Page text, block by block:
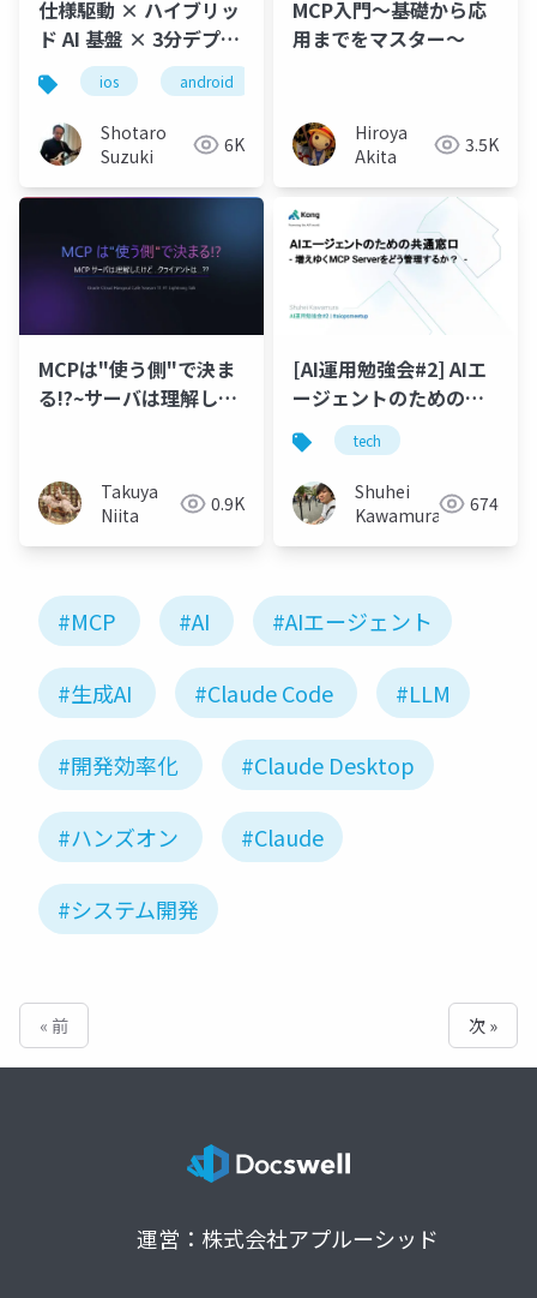
仕様駆動 × ハイブリッ
ド AI 基盤 × 3分デプロ
イで実装するモバイル
アプリ + AI Agent
ios android
Shotaro
Suzuki
6K
MCP入門～基礎から応
用までをマスター～
Hiroya
Akita
3.5K
MCPは"使う側"で決ま
る!?~サーバは理解した
Takuya
Niita
0.9K
[AI運用勉強会#2] AIエ
ージェントのための共
通窓口 - 増えゆくMCP
Serverをどう管理する
か？ -
tech
Shuhei
Kawamura
674
#MCP #AI #AIエージェント
#生成AI #Claude Code #LLM
#開発効率化 #Claude Desktop
#ハンズオン #Claude
#システム開発
« 前 次 »
運営：株式会社アプルーシッド